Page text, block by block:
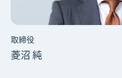
取締役
菱沼 純